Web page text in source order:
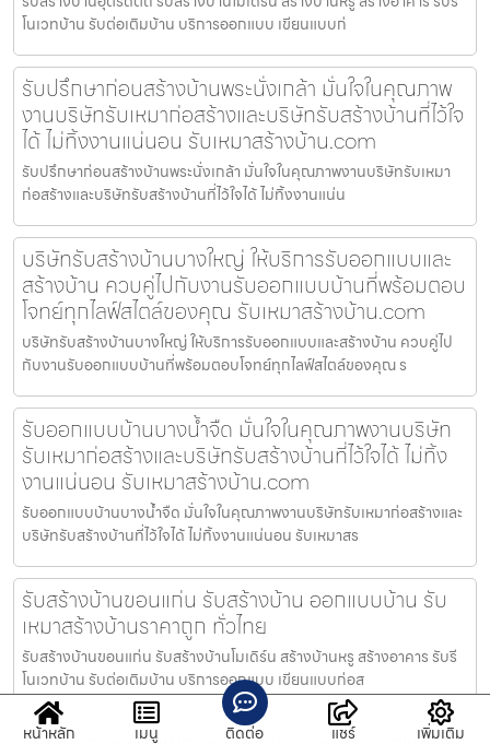
โนเวทบ้าน รับต่อเติมบ้าน บริการออกแบบ เขียนแบบก่
รับปรึกษาก่อนสร้างบ้านพระนั่งเกล้า มั่นใจในคุณภาพ
งานบริษัทรับเหมาก่อสร้างและบริษัทรับสร้างบ้านที่ไว้ใจ
ได้ ไม่ทิ้งงานแน่นอน รับเหมาสร้างบ้าน.com
รับปรึกษาก่อนสร้างบ้านพระนั่งเกล้า มั่นใจในคุณภาพงานบริษัทรับเหมา
ก่อสร้างและบริษัทรับสร้างบ้านที่ไว้ใจได้ ไม่ทิ้งงานแน่น
บริษัทรับสร้างบ้านบางใหญ่ ให้บริการรับออกแบบและ
สร้างบ้าน ควบคู่ไปกับงานรับออกแบบบ้านที่พร้อมตอบ
โจทย์ทุกไลฟ์สไตล์ของคุณ รับเหมาสร้างบ้าน.com
บริษัทรับสร้างบ้านบางใหญ่ ให้บริการรับออกแบบและสร้างบ้าน ควบคู่ไป
กับงานรับออกแบบบ้านที่พร้อมตอบโจทย์ทุกไลฟ์สไตล์ของคุณ ร
รับออกแบบบ้านบางน้ำจืด มั่นใจในคุณภาพงานบริษัท
รับเหมาก่อสร้างและบริษัทรับสร้างบ้านที่ไว้ใจได้ ไม่ทิ้ง
งานแน่นอน รับเหมาสร้างบ้าน.com
รับออกแบบบ้านบางน้ำจืด มั่นใจในคุณภาพงานบริษัทรับเหมาก่อสร้างและ
บริษัทรับสร้างบ้านที่ไว้ใจได้ ไม่ทิ้งงานแน่นอน รับเหมาสร
รับสร้างบ้านขอนแก่น รับสร้างบ้าน ออกแบบบ้าน รับ
เหมาสร้างบ้านราคาถูก ทั่วไทย
รับสร้างบ้านขอนแก่น รับสร้างบ้านโมเดิร์น สร้างบ้านหรู สร้างอาคาร รับรี
โนเวทบ้าน รับต่อเติมบ้าน บริการออกแบบ เขียนแบบก่อส
หน้าหลัก เมนู ติดต่อ แชร์ เพิ่มเติม